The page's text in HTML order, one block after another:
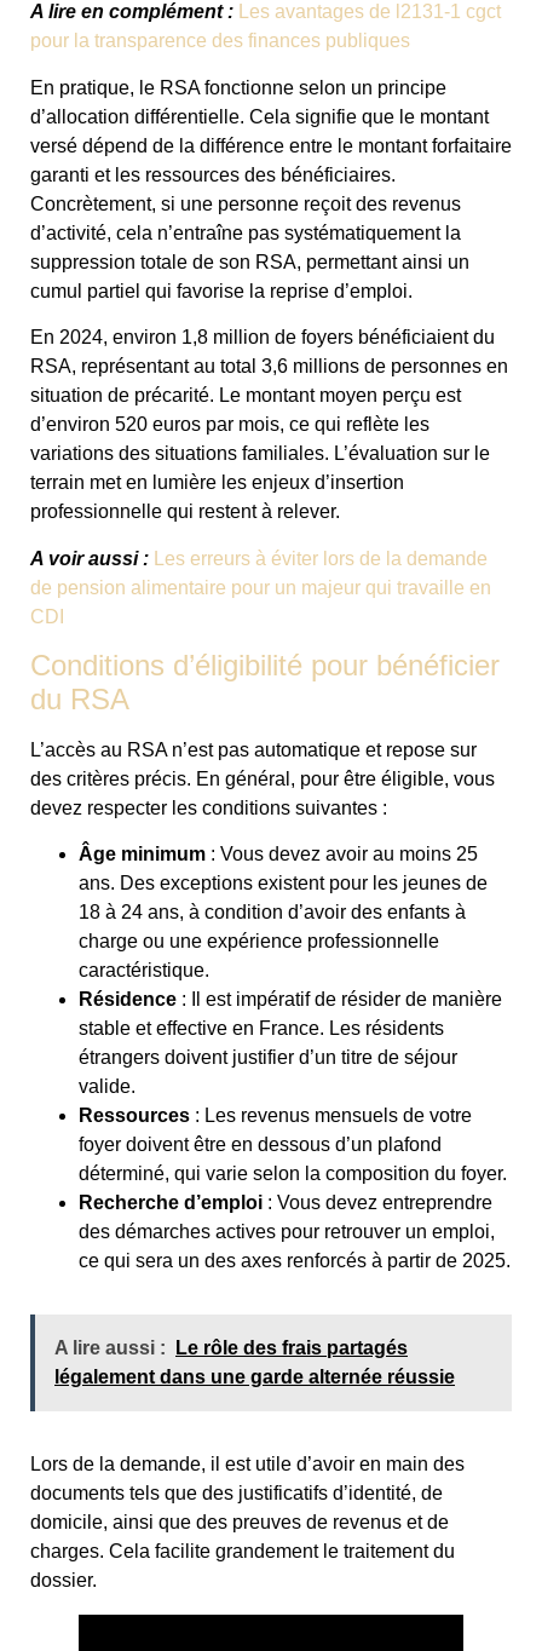
A lire en complément :
Les avantages de l2131-1 cgct
pour la transparence des finances publiques
En pratique, le RSA fonctionne selon un principe
d’allocation différentielle. Cela signifie que le montant
versé dépend de la différence entre le montant forfaitaire
garanti et les ressources des bénéficiaires.
Concrètement, si une personne reçoit des revenus
d’activité, cela n’entraîne pas systématiquement la
suppression totale de son RSA, permettant ainsi un
cumul partiel qui favorise la reprise d’emploi.
En 2024, environ 1,8 million de foyers bénéficiaient du
RSA, représentant au total 3,6 millions de personnes en
situation de précarité. Le montant moyen perçu est
d’environ 520 euros par mois, ce qui reflète les
variations des situations familiales. L’évaluation sur le
terrain met en lumière les enjeux d’insertion
professionnelle qui restent à relever.
A voir aussi :
Les erreurs à éviter lors de la demande
de pension alimentaire pour un majeur qui travaille en
CDI
Conditions d’éligibilité pour bénéficier
du RSA
L’accès au RSA n’est pas automatique et repose sur
des critères précis. En général, pour être éligible, vous
devez respecter les conditions suivantes :
Âge minimum : Vous devez avoir au moins 25
ans. Des exceptions existent pour les jeunes de
18 à 24 ans, à condition d’avoir des enfants à
charge ou une expérience professionnelle
caractéristique.
Résidence : Il est impératif de résider de manière
stable et effective en France. Les résidents
étrangers doivent justifier d’un titre de séjour
valide.
Ressources : Les revenus mensuels de votre
foyer doivent être en dessous d’un plafond
déterminé, qui varie selon la composition du foyer.
Recherche d’emploi : Vous devez entreprendre
des démarches actives pour retrouver un emploi,
ce qui sera un des axes renforcés à partir de 2025.
A lire aussi :
Le rôle des frais partagés
légalement dans une garde alternée réussie
Lors de la demande, il est utile d’avoir en main des
documents tels que des justificatifs d’identité, de
domicile, ainsi que des preuves de revenus et de
charges. Cela facilite grandement le traitement du
dossier.